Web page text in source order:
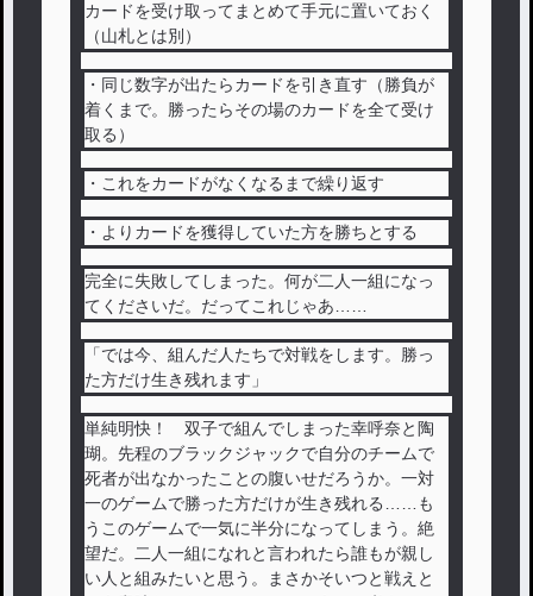
カードを受け取ってまとめて手元に置いておく
（山札とは別）
・同じ数字が出たらカードを引き直す（勝負が
着くまで。勝ったらその場のカードを全て受け
取る）
・これをカードがなくなるまで繰り返す
・よりカードを獲得していた方を勝ちとする
完全に失敗してしまった。何が二人一組になっ
てくださいだ。だってこれじゃあ……
「では今、組んだ人たちで対戦をします。勝っ
た方だけ生き残れます」
単純明快！ 双子で組んでしまった幸呼奈と陶
瑚。先程のブラックジャックで自分のチームで
死者が出なかったことの腹いせだろうか。一対
一のゲームで勝った方だけが生き残れる……も
うこのゲームで一気に半分になってしまう。絶
望だ。二人一組になれと言われたら誰もが親し
い人と組みたいと思う。まさかそいつと戦えと